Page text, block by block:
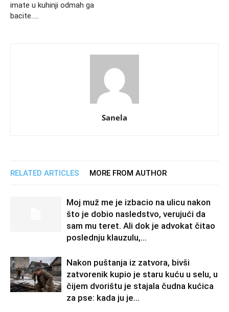
imate u kuhinji odmah ga
bacite…..
Sanela
RELATED ARTICLES MORE FROM AUTHOR
Moj muž me je izbacio na ulicu nakon
što je dobio nasledstvo, verujući da
sam mu teret. Ali dok je advokat čitao
poslednju klauzulu,...
Nakon puštanja iz zatvora, bivši
zatvorenik kupio je staru kuću u selu, u
čijem dvorištu je stajala čudna kućica
za pse: kada ju je...